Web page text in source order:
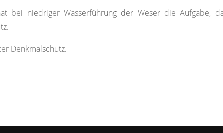
bei niedriger Wasserführung der Weser die Aufgabe,
Denkmalschutz.